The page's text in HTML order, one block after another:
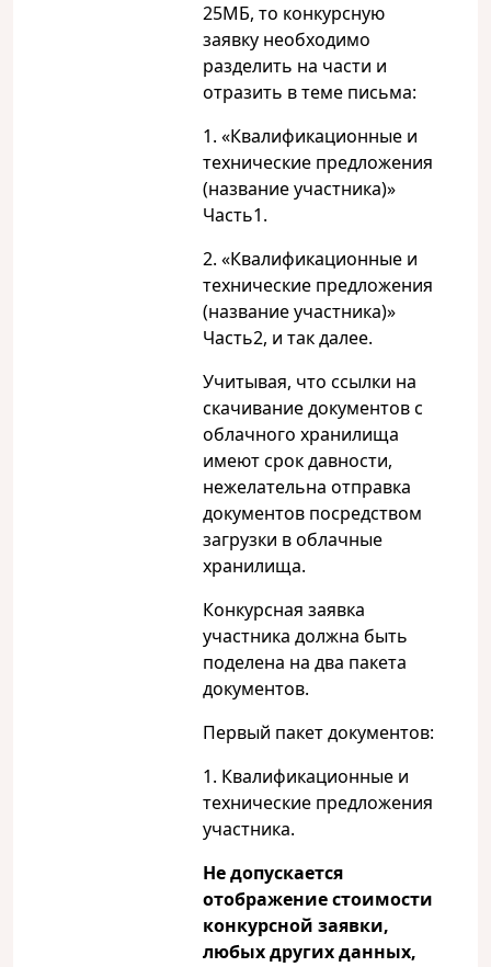
25МБ, то конкурсную
заявку необходимо
разделить на части и
отразить в теме письма:
1. «Квалификационные и
технические предложения
(название участника)»
Часть1.
2. «Квалификационные и
технические предложения
(название участника)»
Часть2, и так далее.
Учитывая, что ссылки на
скачивание документов с
облачного хранилища
имеют срок давности,
нежелательна отправка
документов посредством
загрузки в облачные
хранилища.
Конкурсная заявка
участника должна быть
поделена на два пакета
документов.
Первый пакет документов:
1. Квалификационные и
технические предложения
участника.
Не допускается
отображение стоимости
конкурсной заявки,
любых других данных,